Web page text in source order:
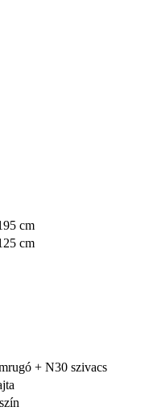
cm
cm
+ N30 szivacs